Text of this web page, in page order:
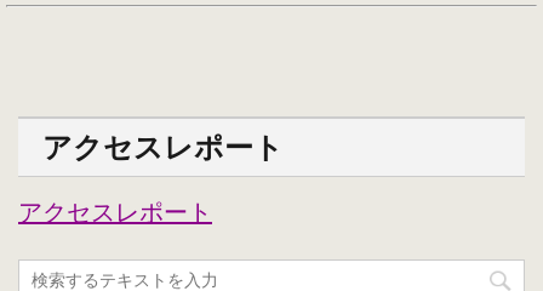
アクセスレポート
アクセスレポート